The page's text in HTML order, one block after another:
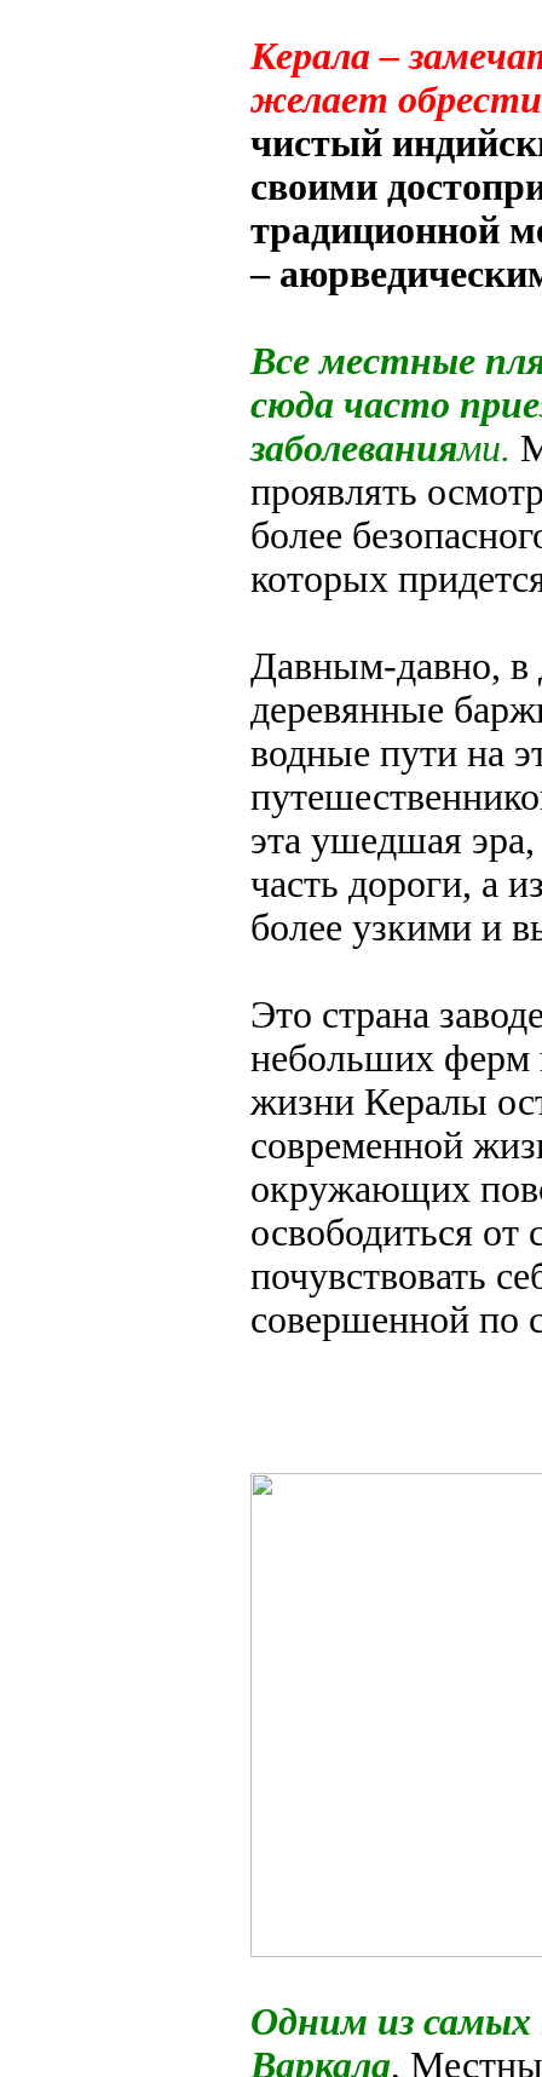
Керала –
желает
чистый
своими
традиционной
–
Все местные
сюда часто
заболеваниями.
проявлять
более
которых
Давным-давно, в
деревянные
водные пути на
эта ушедшая
часть дороги, а
более узкими и
Это страна
небольших ферм
жизни Кералы
современной
окружающих
освободиться от
почувствовать
совершенной по
Одним из самых
Варкала,